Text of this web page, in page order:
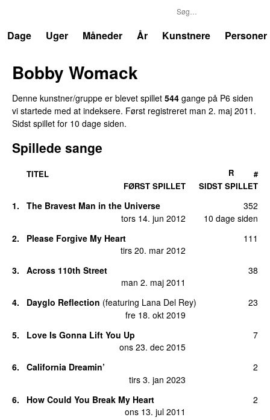
Dage
Uger Måneder År Kunstnere Personer
Bobby Womack
Denne kunstner/gruppe er blevet spillet 544 gange på P6 siden
vi startede med at indeksere. Først registreret man 2. maj 2011 .
Sidst spillet for 10 dage siden.
Spillede sange
TITEL
FØRST SPILLET
SIDST SPILLET
R #
1.
The Bravest Man in the Universe
tors 14. jun 2012
10 dage siden
352
2.
Please Forgive My Heart
tirs 20. mar 2012
111
3.
Across 110th Street
man 2. maj 2011
38
4. Dayglo Reflection (featuring Lana Del Rey)
fre 18. okt 2019
23
5.
Love Is Gonna Lift You Up
ons 23. dec 2015
7
6.
California Dreamin’
tirs 3. jan 2023
2
6.
How Could You Break My Heart
ons 13. jul 2011
2